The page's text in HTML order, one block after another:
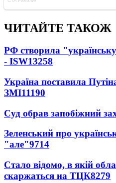
ЧИТАЙТЕ ТАКОЖ
РФ створила
- ISW13258
Україна поставила
ЗМІ11190
Суд обрав запобіжний
Зеленський про
"але"9714
Стало відомо, в якій
скаржаться на ТЦК8279